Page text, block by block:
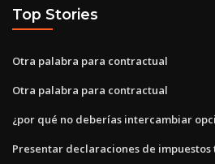
Top Stories
Otra palabra para contractual
Otra palabra para contractual
¿por qué no deberías intercambiar
Presentar declaraciones de